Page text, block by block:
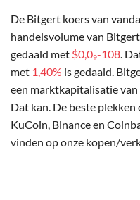
De Bitgert koers van
handelsvolume van
gedaald met $0,0₉-108.
met 1,40% is gedaald.
een marktkapitalisatie
Dat kan. De beste
KuCoin, Binance en
vinden op onze kopen/